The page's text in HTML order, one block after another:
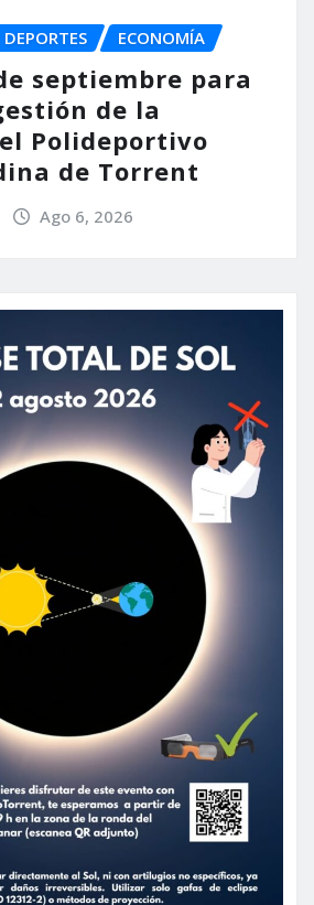
DEPORTES ECONOMÍA
septiembre para
de la
Polideportivo
de Torrent
Ago 6, 2026